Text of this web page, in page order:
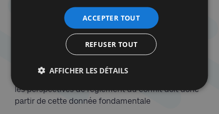
également aux prises deux mouvements nationaux
dont les aspirations se sont constituées dans
l’histoire et se réclament d’un même territoire. Le
nationalisme palestinien n’est pas davantage
réductible à une réaction au fait colonial ; il
constitue lui aussi une réalité politique autonome.
les perspectives de règlement du conflit doit donc
partir de cette donnée fondamentale
ACCEPTER TOUT
REFUSER TOUT
AFFICHER LES DÉTAILS